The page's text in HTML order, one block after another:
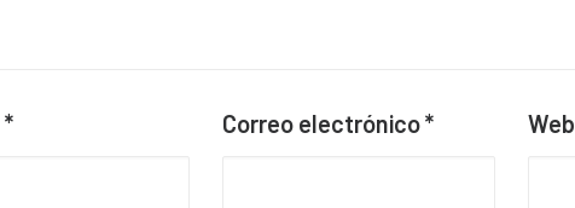
* Correo electrónico* Web